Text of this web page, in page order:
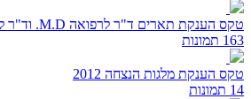
טקס הענקת תארים ד"ר לרפואה M.D. וד"ר לרפואת שיניים D.M.D
163 תמונות
טקס הענקת מלגות הנצחה 2012
14 תמונות